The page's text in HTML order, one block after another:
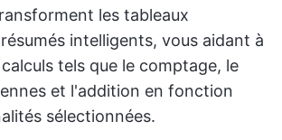
les tableaux
intelligents, vous aidant à
tels que le comptage, le
et l'addition en fonction
sélectionnées.